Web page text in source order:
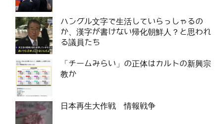
ハングル文字で生活していらっしゃるの
か、漢字が書けない帰化朝鮮人？と思われ
る議員たち
「チームみらい」の正体はカルトの新興宗
教か
日本再生大作戦 情報戦争